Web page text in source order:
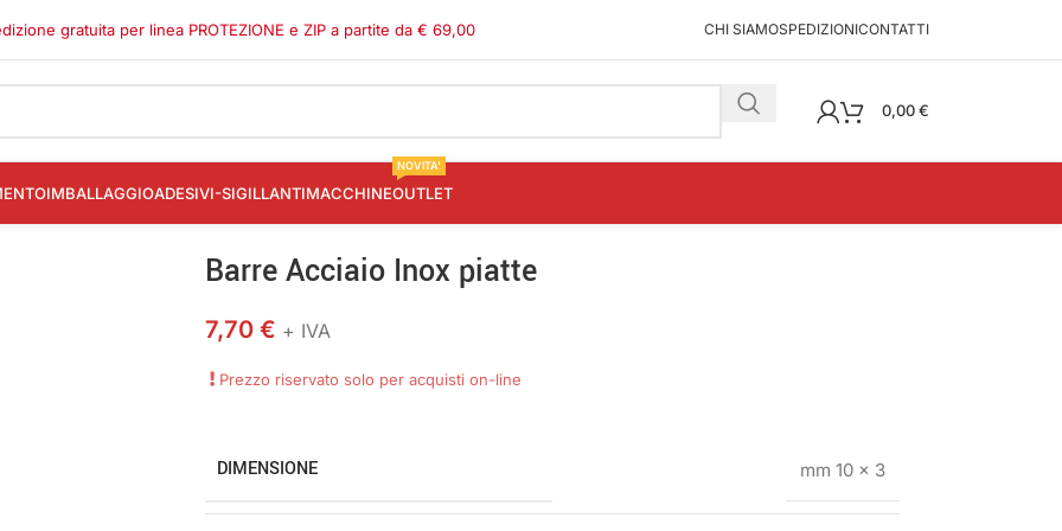
gratuita per linea PROTEZIONE e ZIP a partite da € 69,00 CHI SIAMOSPEDIZIONICONTATTI
0,00€
IMBALLAGGIOADESIVI-SIGILLANTIMACCHINEOUTLET
NOVITA'
Barre Acciaio Inox piatte
7,70 € + IVA
Prezzo riservato solo per acquisti on-line
DIMENSIONE mm 10 x 3